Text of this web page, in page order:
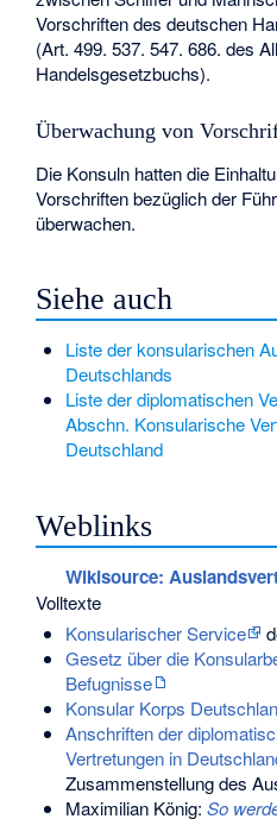
Vorschriften des deutschen
(Art. 499. 537. 547. 686. des
Handelsgesetzbuchs).
Überwachung von
Die Konsuln hatten die
Vorschriften bezüglich der
überwachen.
Siehe auch
Liste der konsularischen
Deutschlands
Liste der diplomatischen
Abschn. Konsularische
Deutschland
Weblinks
Wikisource:
Volltexte
Konsularischer Service
Gesetz über die
Befugnisse
Konsular Korps
Anschriften der
Vertretungen in
Zusammenstellung des
Maximilian König: So